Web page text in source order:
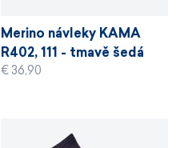
Merino návleky KAMA
R402, 111 - tmavě šedá
€ 36,90